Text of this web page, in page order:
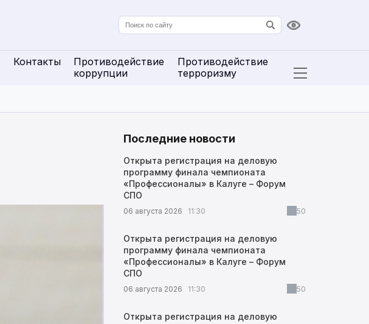
Версия для
Контакты
Противодействие
коррупции
Противодействие
терроризму
Открыть
Последние новости
Открыта регистрация на деловую
программу финала чемпионата
«Профессионалы» в Калуге – Форум
СПО
06 августа 2026 11:30 50
Открыта регистрация на деловую
программу финала чемпионата
«Профессионалы» в Калуге – Форум
СПО
06 августа 2026 11:30 50
Открыта регистрация на деловую